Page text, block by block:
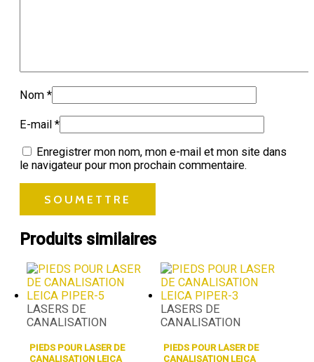
Nom *
E-mail *
Enregistrer mon nom, mon e-mail et mon site dans
le navigateur pour mon prochain commentaire.
Produits similaires
LASERS DE
CANALISATION
PIEDS POUR LASER DE
CANALISATION LEICA
LASERS DE
CANALISATION
PIEDS POUR LASER DE
CANALISATION LEICA